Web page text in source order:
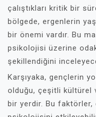
çalıştıkları kritik bir
bölgede, ergenlerin
bir önemi vardır. Bu
psikolojisi üzerine
şekillendiğini
Karşıyaka, gençlerin
olduğu, çeşitli kültürel
bir yerdir. Bu faktörler,